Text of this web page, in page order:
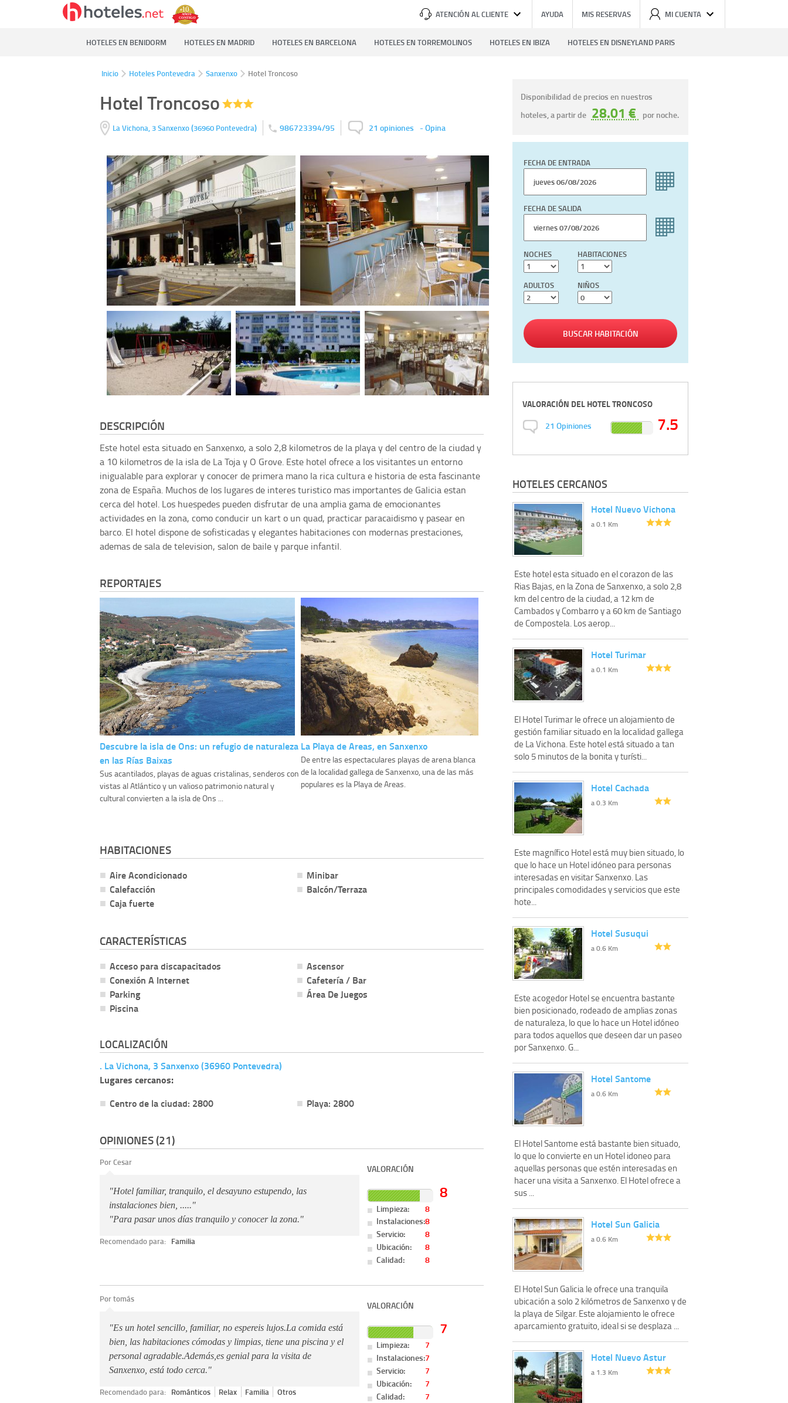
ATENCIÓN AL CLIENTE AYUDA MIS RESERVAS MI CUENTA
HOTELES EN BENIDORM HOTELES EN MADRID HOTELES EN BARCELONA HOTELES EN TORREMOLINOS HOTELES EN IBIZA HOTELES EN DISNEYLAND PARIS
Inicio Hoteles Pontevedra Sanxenxo Hotel Troncoso
Hotel Troncoso
La Vichona, 3Sanxenxo(36960 Pontevedra) 986723394/95 21 opiniones -Opina
DESCRIPCIÓN
Este hotel esta situado en Sanxenxo, a solo 2,8 kilometros de la playa y del centro de la ciudad y
a 10 kilometros de la isla de La Toja y O Grove. Este hotel ofrece a los visitantes un entorno
inigualable para explorar y conocer de primera mano la rica cultura e historia de esta fascinante
zona de España. Muchos de los lugares de interes turistico mas importantes de Galicia estan
cerca del hotel. Los huespedes pueden disfrutar de una amplia gama de emocionantes
actividades en la zona, como conducir un kart o un quad, practicar paracaidismo y pasear en
barco. El hotel dispone de sofisticadas y elegantes habitaciones con modernas prestaciones,
ademas de sala de television, salon de baile y parque infantil.
REPORTAJES
Descubre la isla de Ons: un refugio de naturaleza
en las Rías Baixas
Sus acantilados, playas de aguas cristalinas, senderos con
vistas al Atlántico y un valioso patrimonio natural y
cultural convierten a la isla de Ons ...
La Playa de Areas, en Sanxenxo
De entre las espectaculares playas de arena blanca
de la localidad gallega de Sanxenxo, una de las más
populares es la Playa de Areas.
HABITACIONES
Aire Acondicionado
Calefacción
Caja fuerte
Minibar
Balcón/Terraza
CARACTERÍSTICAS
Acceso para discapacitados
Conexión A Internet
Parking
Piscina
Ascensor
Cafetería / Bar
Área De Juegos
LOCALIZACIÓN
. La Vichona, 3 Sanxenxo (36960 Pontevedra)
Lugares cercanos:
Centro de la ciudad: 2800
Playa: 2800
OPINIONES (21)
Por Cesar
"Hotel familiar, tranquilo, el desayuno estupendo, las
instalaciones bien, ....."
"Para pasar unos días tranquilo y conocer la zona."
Recomendado para: Familia
VALORACIÓN
8
Limpieza:
8
Instalaciones:8
Servicio:
8
Ubicación:
8
Calidad:
8
Por tomás
"Es un hotel sencillo, familiar, no espereis lujos.La comida está
bien, las habitaciones cómodas y limpias, tiene una piscina y el
personal agradable.Además,es genial para la visita de
Sanxenxo, está todo cerca."
Recomendado para: Románticos Relax Familia Otros
VALORACIÓN
7
Limpieza:
7
Instalaciones:7
Servicio:
7
Ubicación:
7
Calidad:
7
Disponibilidad de precios en nuestros
hoteles, a partir de 28.01 € por noche.
FECHA DE ENTRADA
FECHA DE SALIDA
NOCHES HABITACIONES
ADULTOS NIÑOS
BUSCAR HABITACIÓN
VALORACIÓN DELHOTEL TRONCOSO
21 Opiniones 7.5
HOTELES CERCANOS
Hotel Nuevo Vichona
a 0.1 Km
Este hotel esta situado en el corazon de las
Rias Bajas, en la Zona de Sanxenxo, a solo 2,8
km del centro de la ciudad, a 12 km de
Cambados y Combarro y a 60 km de Santiago
de Compostela. Los aerop...
Hotel Turimar
a 0.1 Km
El Hotel Turimar le ofrece un alojamiento de
gestión familiar situado en la localidad gallega
de La Vichona. Este hotel está situado a tan
solo 5 minutos de la bonita y turísti...
Hotel Cachada
a 0.3 Km
Este magnífico Hotel está muy bien situado, lo
que lo hace un Hotel idóneo para personas
interesadas en visitar Sanxenxo. Las
principales comodidades y servicios que este
hote...
Hotel Susuqui
a 0.6 Km
Este acogedor Hotel se encuentra bastante
bien posicionado, rodeado de amplias zonas
de naturaleza, lo que lo hace un Hotel idóneo
para todos aquellos que deseen dar un paseo
por Sanxenxo. G...
Hotel Santome
a 0.6 Km
El Hotel Santome está bastante bien situado,
lo que lo convierte en un Hotel idoneo para
aquellas personas que estén interesadas en
hacer una visita a Sanxenxo. El Hotel ofrece a
sus ...
Hotel Sun Galicia
a 0.6 Km
El Hotel Sun Galicia le ofrece una tranquila
ubicación a solo 2 kilómetros de Sanxenxo y de
la playa de Silgar. Este alojamiento le ofrece
aparcamiento gratuito, ideal si se desplaza ...
Hotel Nuevo Astur
a 1.3 Km